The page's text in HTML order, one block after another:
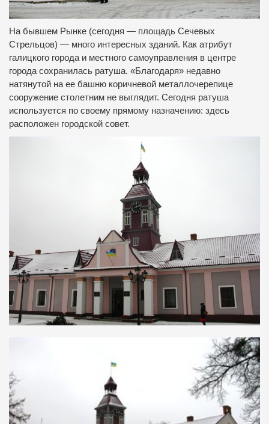
На бывшем Рынке (сегодня — площадь Сечевых
Стрельцов) — много интересных зданий. Как атрибут
галицкого города и местного самоуправления в центре
города сохранилась ратуша. «Благодаря» недавно
натянутой на ее башню коричневой металлочерепице
сооружение столетним не выглядит. Сегодня ратуша
используется по своему прямому назначению: здесь
расположен городской совет.